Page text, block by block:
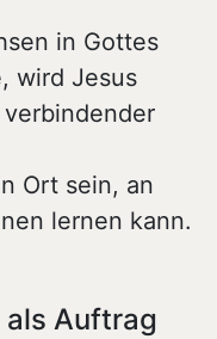
in Gottes
wird Jesus
Ort sein, an
lernen kann.
Auftrag